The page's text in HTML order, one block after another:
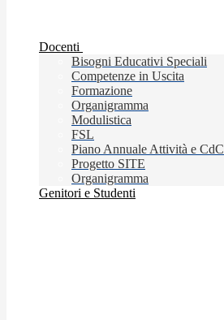
Docenti
Bisogni Educativi Speciali
Competenze in Uscita
Formazione
Organigramma
Modulistica
FSL
Piano Annuale Attività e CdC
Progetto SITE
Organigramma
Genitori e Studenti